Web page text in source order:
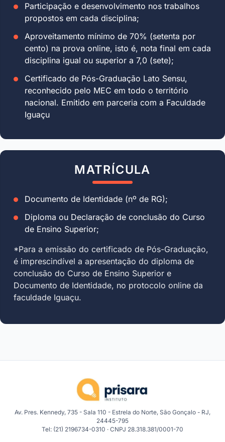
Participação e desenvolvimento nos trabalhos
propostos em cada disciplina;
Aproveitamento mínimo de 70% (setenta por
cento) na prova online, isto é, nota final em cada
disciplina igual ou superior a 7,0 (sete);
Certificado de Pós-Graduação Lato Sensu,
reconhecido pelo MEC em todo o território
nacional. Emitido em parceria com a Faculdade
Iguaçu
MATRÍCULA
Documento de Identidade (nº de RG);
Diploma ou Declaração de conclusão do Curso
de Ensino Superior;
*Para a emissão do certificado de Pós-Graduação,
é imprescindível a apresentação do diploma de
conclusão do Curso de Ensino Superior e
Documento de Identidade, no protocolo online da
faculdade Iguaçu.
Av. Pres. Kennedy, 735 - Sala 110 - Estrela do Norte, São Gonçalo - RJ,
24445-795
Tel: (21) 2196734-0310 · CNPJ 28.318.381/0001-70